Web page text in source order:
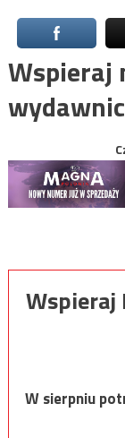
Wspieraj
Wspieraj
W sierpniu